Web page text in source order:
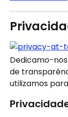
Dedicamo-
de
utilizamos